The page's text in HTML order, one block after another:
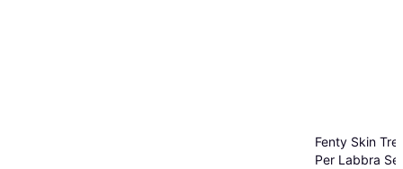
Fenty Skin
Per Labbra